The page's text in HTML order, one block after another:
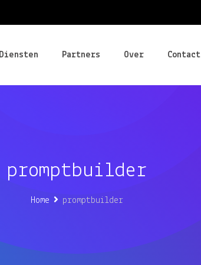
Diensten Partners Over Contact
promptbuilder
Home promptbuilder